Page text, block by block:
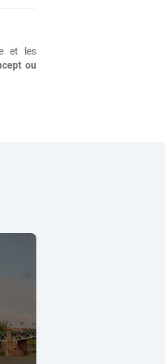
et les
ou